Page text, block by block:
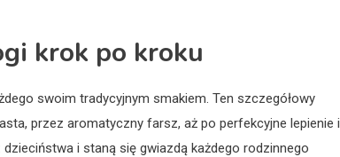
krok po kroku
swoim tradycyjnym smakiem. Ten szczegółowy
przez aromatyczny farsz, aż po perfekcyjne lepienie i
i staną się gwiazdą każdego rodzinnego